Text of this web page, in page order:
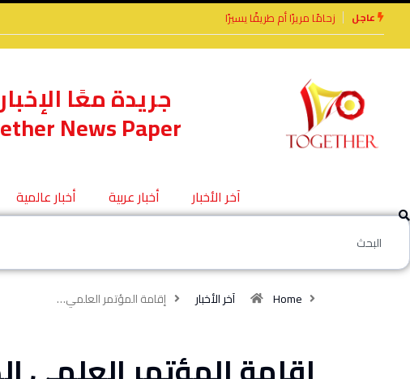
عاجل الأخوة الأعداء وحتمًا لابد من لقاء
جريدة معًا
News Paper
آخر الأخبار أخبار عربية أخبار عالمية
Home آخر الأخبار إقامة المؤتمر العلمي…